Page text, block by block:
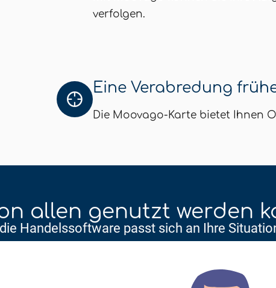
verfolgen.
Eine Verabredung
Die Moovago-Karte bietet Ihnen
allen genutzt werden
Handelssoftware passt sich an Ihre